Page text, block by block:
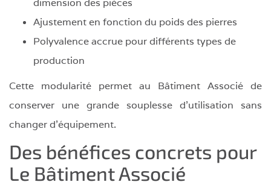
dimension des pièces
Ajustement en fonction du poids des pierres
Polyvalence accrue pour différents types de
production
Cette modularité permet au Bâtiment Associé de
conserver une grande souplesse d’utilisation sans
changer d’équipement.
Des bénéfices concrets pour
Le Bâtiment Associé